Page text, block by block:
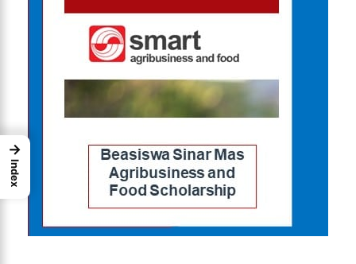
→
Index